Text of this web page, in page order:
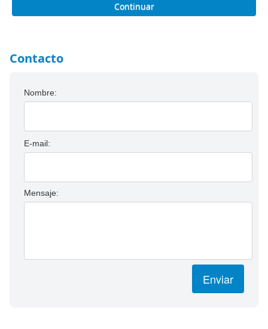
Continuar
Contacto
Nombre:
E-mail:
Mensaje:
Enviar